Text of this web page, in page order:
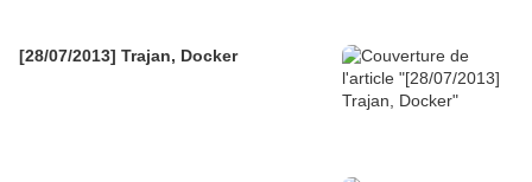
[28/07/2013] Trajan, Docker